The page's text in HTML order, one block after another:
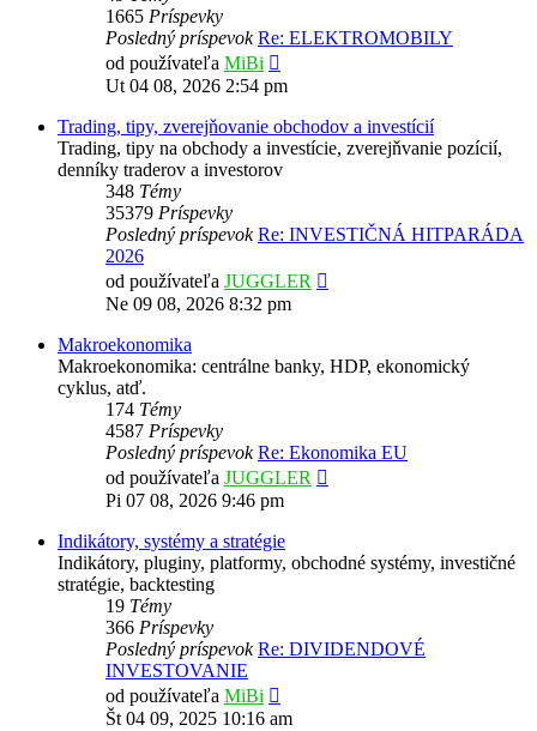
1665 Príspevky
Posledný príspevok Re: ELEKTROMOBILY
od používateľa MiBi
posledný
Ut 04 08, 2026 2:54 pm
Trading, tipy, zverejňovanie obchodov a investícií
Trading, tipy na obchody a investície, zverejňvanie pozícií,
denníky traderov a investorov
348 Témy
35379 Príspevky
Posledný príspevok Re: INVESTIČNÁ HITPARÁDA
2026
od používateľa JUGGLER
Ne 09 08, 2026 8:32 pm
Makroekonomika
Makroekonomika: centrálne banky, HDP, ekonomický
cyklus, atď.
174 Témy
4587 Príspevky
Posledný príspevok Re: Ekonomika EU
od používateľa JUGGLER
Pi 07 08, 2026 9:46 pm
Indikátory, systémy a stratégie
Indikátory, pluginy, platformy, obchodné systémy, investičné
stratégie, backtesting
19 Témy
366 Príspevky
Posledný príspevok Re: DIVIDENDOVÉ
INVESTOVANIE
od používateľa MiBi
posledný
Št 04 09, 2025 10:16 am